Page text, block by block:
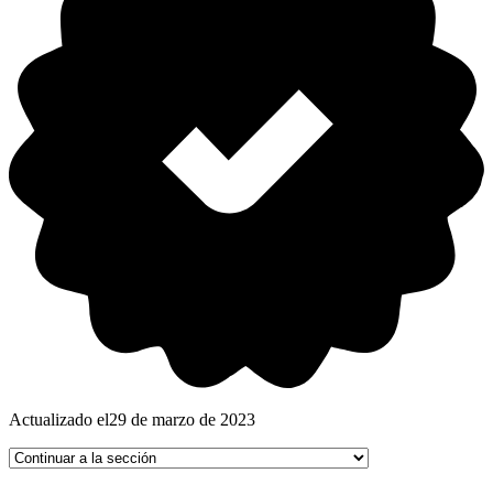
Actualizado el29 de marzo de 2023